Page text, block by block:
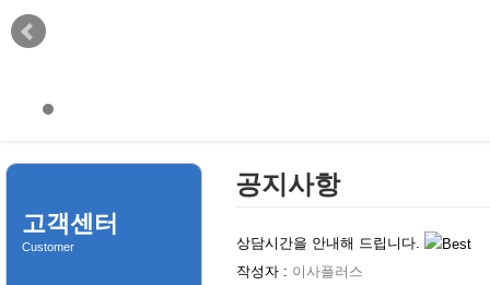
고객센터
Customer
공지사항
상담시간을 안내해 드립니다.
작성자 : 이사플러스